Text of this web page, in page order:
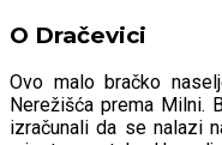
O Dračevici
Ovo malo bračko
Nerežišća prema Milni.
izračunali da se nalazi